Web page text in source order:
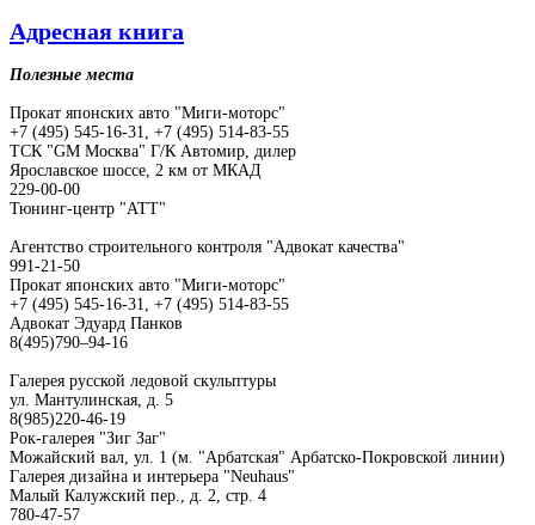
Адресная книга
Полезные места
Прокат японских авто "Миги-моторс"
+7 (495) 545-16-31, +7 (495) 514-83-55
ТСК "GM Москва" Г/К Автомир, дилер
Ярославское шоссе, 2 км от МКАД
229-00-00
Тюнинг-центр "АТТ"
Агентство строительного контроля "Адвокат качества"
991-21-50
Прокат японских авто "Миги-моторс"
+7 (495) 545-16-31, +7 (495) 514-83-55
Адвокат Эдуард Панков
8(495)790–94-16
Галерея русской ледовой скульптуры
ул. Мантулинская, д. 5
8(985)220-46-19
Рок-галерея "Зиг Заг"
Можайский вал, ул. 1 (м. "Арбатская" Арбатско-Покровской линии)
Галерея дизайна и интерьера "Neuhaus"
Малый Калужский пер., д. 2, стр. 4
780-47-57